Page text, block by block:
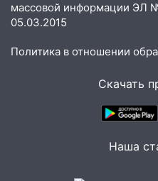
13:14 Ураган
проспекте Филатова
13:12
Дерево
на электрощит
В
Ураган
массовой информации ЭЛ
05.03.2015
Политика в отношении
Скачать
Наша